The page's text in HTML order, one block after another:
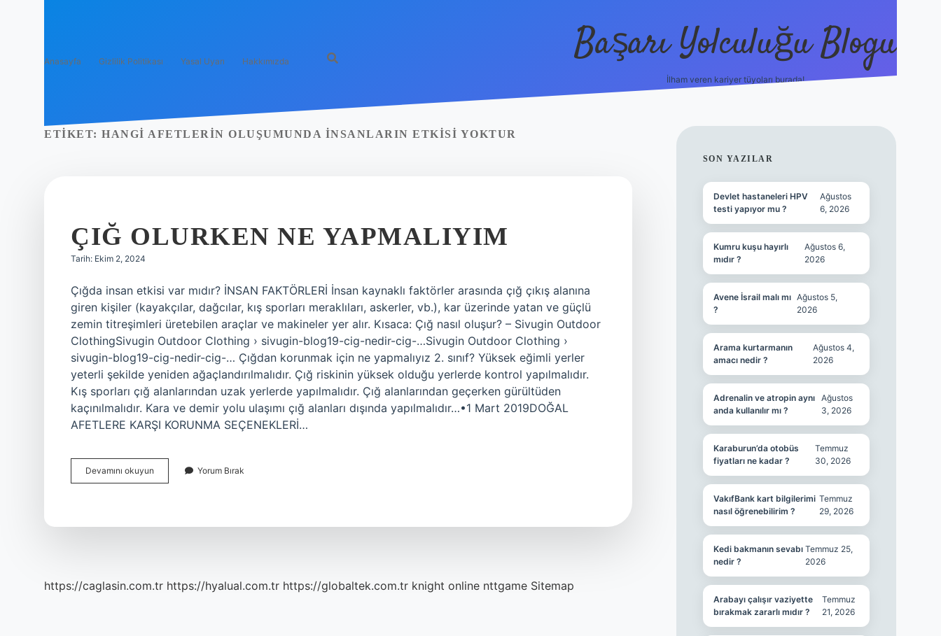
Anasayfa Gizlilik Politikası Yasal Uyarı Hakkımızda Başarı Yolculuğu Blogu
İlham veren kariyer tüyoları burada!
ETIKET: HANGI AFETLERIN OLUŞUMUNDA INSANLARIN ETKISI YOKTUR
ÇIĞ OLURKEN NE YAPMALIYIM
Tarih: Ekim 2, 2024
Çığda insan etkisi var mıdır? İNSAN FAKTÖRLERİ İnsan kaynaklı faktörler arasında çığ çıkış alanına
giren kişiler (kayakçılar, dağcılar, kış sporları meraklıları, askerler, vb.), kar üzerinde yatan ve güçlü
zemin titreşimleri üretebilen araçlar ve makineler yer alır. Kısaca: Çığ nasıl oluşur? – Sivugin Outdoor
ClothingSivugin Outdoor Clothing › sivugin-blog19-cig-nedir-cig-…Sivugin Outdoor Clothing ›
sivugin-blog19-cig-nedir-cig-… Çığdan korunmak için ne yapmalıyız 2. sınıf? Yüksek eğimli yerler
yeterli şekilde yeniden ağaçlandırılmalıdır. Çığ riskinin yüksek olduğu yerlerde kontrol yapılmalıdır.
Kış sporları çığ alanlarından uzak yerlerde yapılmalıdır. Çığ alanlarından geçerken gürültüden
kaçınılmalıdır. Kara ve demir yolu ulaşımı çığ alanları dışında yapılmalıdır…•1 Mart 2019DOĞAL
AFETLERE KARŞI KORUNMA SEÇENEKLERİ…
Devamını okuyun
Olurken
Yorum Bırak
https://caglasin.com.tr https://hyalual.com.tr https://globaltek.com.tr knight online nttgame Sitemap
SIDEBAR
SON YAZILAR
Devlet hastaneleri HPV
testi yapıyor mu ?
Ağustos
6, 2026
Kumru kuşu hayırlı
mıdır ?
Ağustos 6,
2026
Avene İsrail malı mı
?
Ağustos 5,
2026
Arama kurtarmanın
amacı nedir ?
Ağustos 4,
2026
Adrenalin ve atropin aynı
anda kullanılır mı ?
Ağustos
3, 2026
Karaburun’da otobüs
fiyatları ne kadar ?
Temmuz
30, 2026
VakıfBank kart bilgilerimi
nasıl öğrenebilirim ?
Temmuz
29, 2026
Kedi bakmanın sevabı
nedir ?
Temmuz 25,
2026
Arabayı çalışır vaziyette
bırakmak zararlı mıdır ?
Temmuz
21, 2026
https://